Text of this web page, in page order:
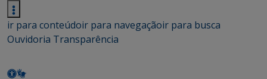
ir para conteúdoir para navegaçãoir para busca
Ouvidoria Transparência